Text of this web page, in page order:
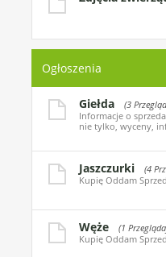
Ogłoszenia
Giełda
(3
Informacje o
nie tylko, wyceny,
Jaszczurki
(4
Kupię Oddam
Węże
(1
Kupię Oddam